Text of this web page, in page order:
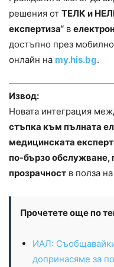
решения от ТЕЛК и
експертиза“ в
достъпно през
онлайн на my.his.bg.
Извод:
Новата интеграция
стъпка към пълната
медицинската
по-бързо обслужване,
прозрачност в полза
Прочетете още по
ИАЛ:
допринасяме за